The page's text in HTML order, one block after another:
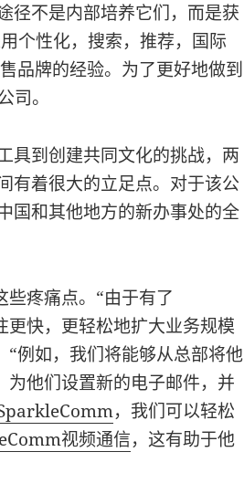
径不是内部培养它们，而是获
个性化，搜索，推荐，国际
品牌的经验。为了更好地做到
司。
具到创建共同文化的挑战，两
有着很大的立足点。对于该公
国和其他地方的新办事处的全
些疼痛点。“由于有了
更快，更轻松地扩大业务规模
“例如，我们将能够从总部将他
为他们设置新的电子邮件，并
，我们可以轻松
视频通信，这有助于他